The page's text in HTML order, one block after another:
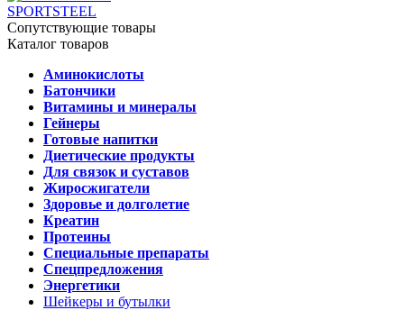
SPORTSTEEL
Сопутствующие товары
Каталог товаров
Аминокислоты
Батончики
Витамины и минералы
Гейнеры
Готовые напитки
Диетические продукты
Для связок и суставов
Жиросжигатели
Здоровье и долголетие
Креатин
Протеины
Специальные препараты
Спецпредложения
Энергетики
Шейкеры и бутылки